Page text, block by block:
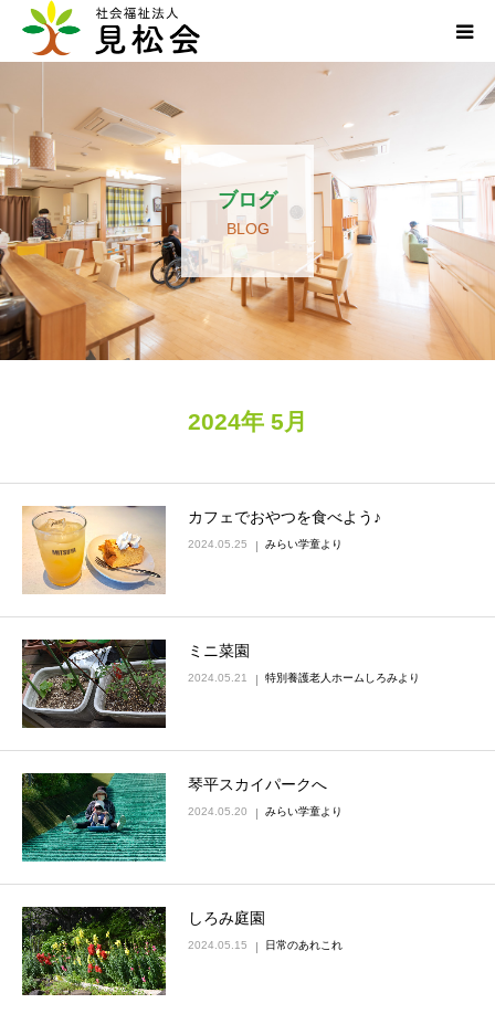
ブログ
BLOG
2024年 5月
カフェでおやつを食べよう♪
2024.05.25 みらい学童より
ミニ菜園
2024.05.21 特別養護老人ホームしろみより
琴平スカイパークへ
2024.05.20 みらい学童より
しろみ庭園
2024.05.15 日常のあれこれ
施設案内
サービス内容
求人・ボランティア
アクセス